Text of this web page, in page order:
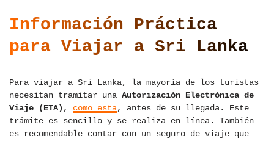
Información Práctica
para Viajar a Sri Lanka
Para viajar a Sri Lanka, la mayoría de los turistas
necesitan tramitar una Autorización Electrónica de
Viaje (ETA) , como esta, antes de su llegada. Este
trámite es sencillo y se realiza en línea. También
es recomendable contar con un seguro de viaje que